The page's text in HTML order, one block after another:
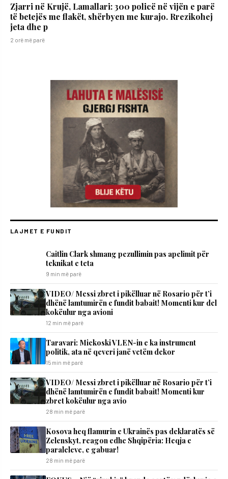
Zjarri në Krujë, Lamallari: 300 policë në vijën e parë
të betejës me flakët, shërbyen me kurajo. Rrezikohej
jeta dhe p
2 orë më parë
LAJMET E FUNDIT
Caitlin Clark shmang pezullimin pas apelimit për
teknikat e teta
9 min më parë
VIDEO/ Messi zbret i pikëlluar në Rosario për t’i
dhënë lamtumirën e fundit babait! Momenti kur del
kokëulur nga avioni
12 min më parë
Taravari: Mickoski VLEN-in e ka instrument
politik, ata në qeveri janë vetëm dekor
15 min më parë
VIDEO/ Messi zbret i pikëlluar në Rosario për t’i
dhënë lamtumirën e fundit babait! Momenti kur
zbret kokëulur nga avio
28 min më parë
Kosova heq flamurin e Ukrainës pas deklaratës së
Zelenskyt, reagon edhe Shqipëria: Heqja e
paraleleve, e gabuar!
28 min më parë